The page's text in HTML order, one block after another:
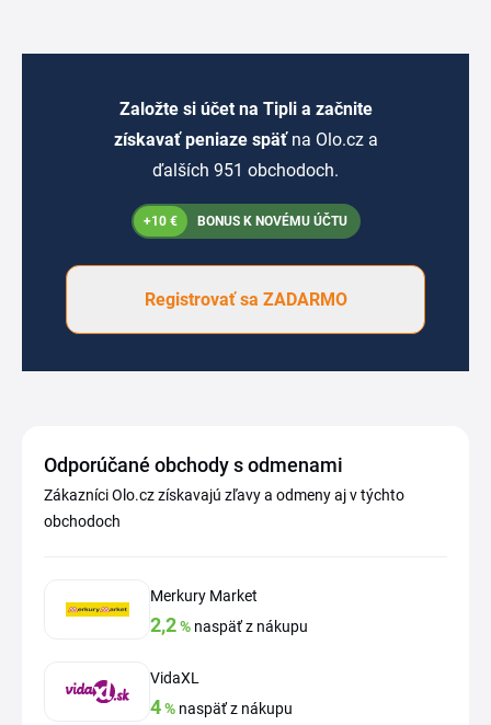
Založte si účet na Tipli a začnite
získavať peniaze späť na Olo.cz a
ďalších 951 obchodoch.
+10 € BONUS K NOVÉMU ÚČTU
Registrovať sa ZADARMO
Odporúčané obchody s odmenami
Zákazníci Olo.cz získavajú zľavy a odmeny aj v týchto
obchodoch
Merkury Market
2,2% naspäť z nákupu
VidaXL
4% naspäť z nákupu